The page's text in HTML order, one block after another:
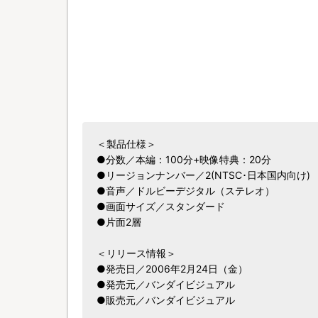
＜製品仕様＞
●分数／本編：100分+映像特典：20分
●リージョンナンバー／2(NTSC･日本国内向け)
●音声／ドルビーデジタル（ステレオ）
●画面サイズ／スタンダード
●片面2層
＜リリース情報＞
●発売日／2006年2月24日（金）
●発売元／バンダイビジュアル
●販売元／バンダイビジュアル